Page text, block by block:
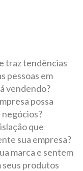
traz tendências
pessoas em
vendendo?
possa
que
sua empresa?
marca e sentem
seus produtos